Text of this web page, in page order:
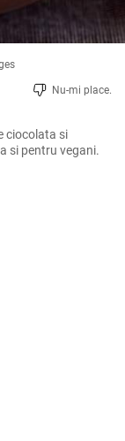
Nu-mi place.
ciocolata si
si pentru vegani.